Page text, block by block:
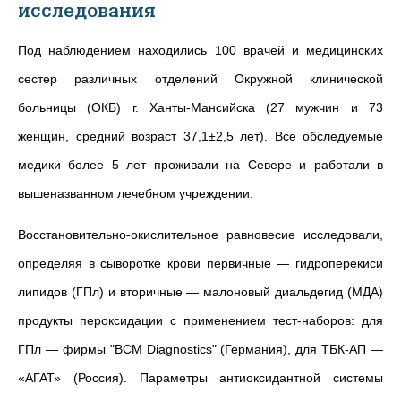
исследования
Под наблюдением находились 100 врачей и медицинских
сестер различных отделений Окружной клинической
больницы (ОКБ) г. Ханты-Мансийска (27 мужчин и 73
женщин, средний возраст 37,1±2,5 лет). Все обследуемые
медики более 5 лет проживали на Севере и работали в
вышеназванном лечебном учреждении.
Восстановительно-окислительное равновесие исследовали,
определяя в сыворотке крови первичные — гидроперекиси
липидов (ГПл) и вторичные — малоновый диальдегид (МДА)
продукты пероксидации с применением тест-наборов: для
ГПл — фирмы "BCM Diagnostics" (Германия), для ТБК-АП —
«АГАТ» (Россия). Параметры антиоксидантной системы